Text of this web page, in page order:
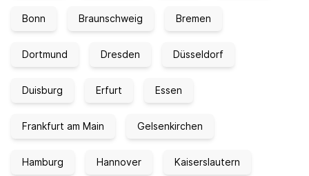
Bonn Braunschweig Bremen
Dortmund Dresden Düsseldorf
Duisburg Erfurt Essen
Frankfurt am Main Gelsenkirchen
Hamburg Hannover Kaiserslautern